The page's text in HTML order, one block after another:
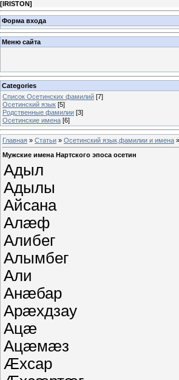
[IRISTON]
Форма входа
Меню сайта
Categories
Список Осетинских фамилий [7]
Осетинский язык [5]
Родственные фамилии [3]
Осетинские имена [6]
Главная » Статьи » Осетинский язык,фамилии и имена »
Мужские имена Нартского эпоса осетин
Адыл
Адылы
Айсана
Алæф
Алибег
Алымбег
Али
Анæбар
Арæхдзау
Ацæ
Ацæмæз
Æхсар